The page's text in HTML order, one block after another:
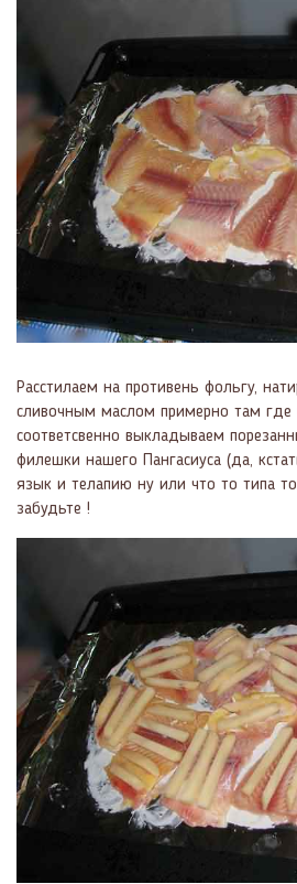
Расстилаем на противень фольгу,
сливочным маслом примерно там где
соответсвенно выкладываем
филешки нашего Пангасиуса (да,
язык и телапию ну или что то типа
забудьте !